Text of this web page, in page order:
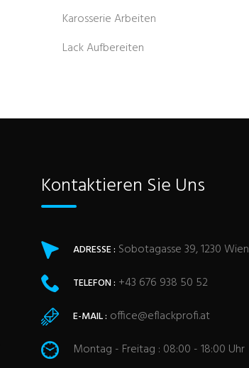
Karosserie Arbeiten
Lack Aufbereiten
Kontaktieren Sie Uns
ADRESSE : Sobotagasse 39, 1230 Wien
TELEFON : +43 676 938 50 52
E-MAIL : office@eflackprofi.at
Montag - Freitag : 08:00 - 18:00 Uhr